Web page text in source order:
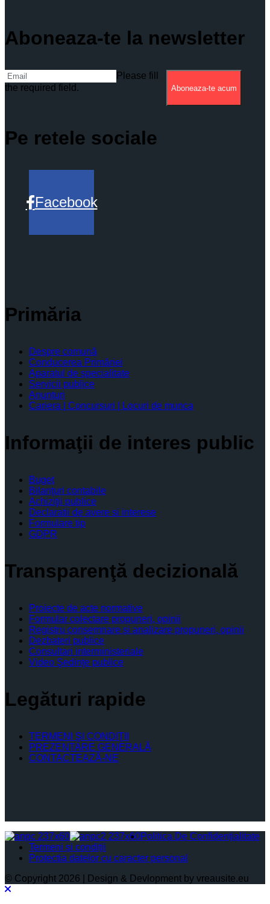
Aboneaza-te la newsletter
Please fill
the required field.
Aboneaza-te acum
Pe retele sociale
Facebook
Primăria
Despre comună
Conducerea Primăriei
Aparatul de specialitate
Servicii publice
Anunturi
Cariera | Concursuri | Locuri de munca
Informaţii de interes public
Buget
Bilanţuri contabile
Achiziţii publice
Declaratii de avere si interese
Formulare tip
GDPR
Transparenţă decizională
Proiecte de acte normative
Formular colectare propuneri, opinii
Registru consemnare si analizare propuneri, opinii
Dezbateri publice
Consultari interministeriale
Video Şedinţe publice
Legături rapide
TERMENI ŞI CONDIŢII
PREZENTARE GENERALĂ
CONTACTEAZĂ-NE
Politica De Confidențialitate
Termeni și condiții
Protectia datelor cu caracter personal
© Copyright 2026 | Design & Devlopment by vreausite.eu